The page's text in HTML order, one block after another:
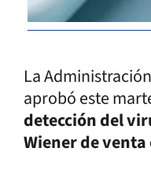
La
aprobó este
detección del
Wiener de